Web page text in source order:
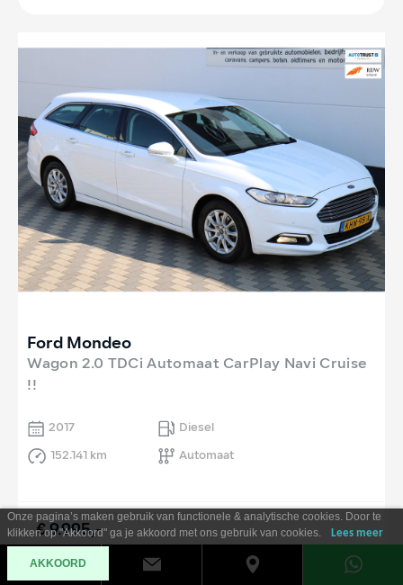
Ford Mondeo
Wagon 2.0 TDCi Automaat CarPlay Navi Cruise
!!
2017
Diesel
152.141 km
Automaat
€ 9.995,-
Al vanaf €180per maand
Onze pagina’s maken gebruik van functionele & analytische cookies. Door te
klikken op "Akkoord" ga je akkoord met ons gebruik van cookies.
Lees meer
AKKOORD